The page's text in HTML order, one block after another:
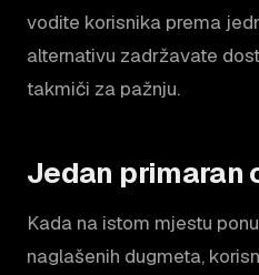
vodite korisnika prema
alternativu zadržavate
takmiči za pažnju.
Jedan primaran
Kada na istom mjestu
naglašenih dugmeta,